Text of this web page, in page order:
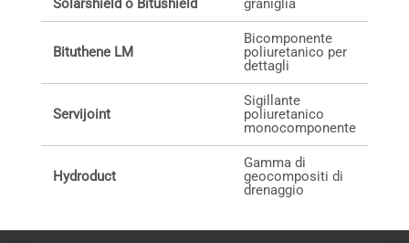
Solarshield o Bitushield
graniglia
Bituthene LM
Bicomponente
poliuretanico per
dettagli
Servijoint
Sigillante
poliuretanico
monocomponente
Hydroduct
Gamma di
geocompositi di
drenaggio